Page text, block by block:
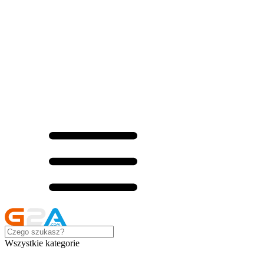
Wszystkie kategorie